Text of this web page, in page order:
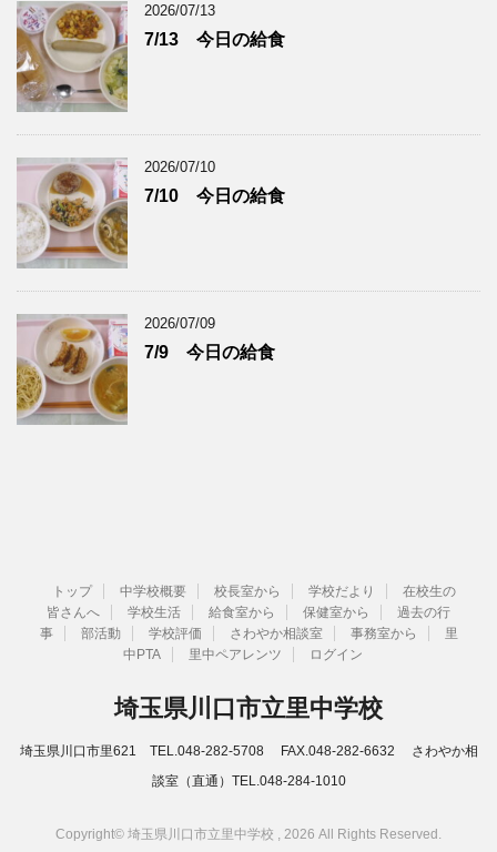
2026/07/13
7/13 今日の給食
2026/07/10
7/10 今日の給食
2026/07/09
7/9 今日の給食
トップ 中学校概要 校長室から 学校だより
在校生の
皆さんへ
学校生活 給食室から 保健室から
過去の行
事
部活動 学校評価 さわやか相談室 事務室から
里
中PTA
里中ペアレンツ ログイン
埼玉県川口市立里中学校
埼玉県川口市里621 TEL.048-282-5708 FAX.048-282-6632 さわやか相
談室（直通）TEL.048-284-1010
Copyright© 埼玉県川口市立里中学校 , 2026 All Rights Reserved.